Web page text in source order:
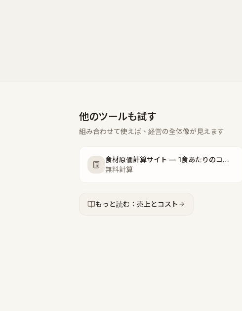
他のツールも試す
組み合わせて使えば、経営の全体像が見えます
食材原価計算サイト — 1食あたりのコストと推奨価格を即時試算
無料計算
もっと読む：売上とコスト